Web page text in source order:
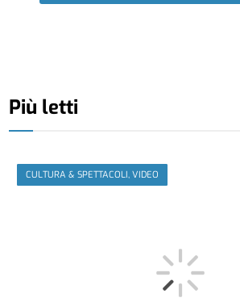
Più letti
CULTURA & SPETTACOLI, VIDEO